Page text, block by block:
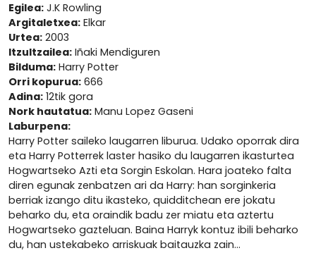
Egilea: J.K Rowling
Argitaletxea: Elkar
Urtea: 2003
Itzultzailea: Iñaki Mendiguren
Bilduma: Harry Potter
Orri kopurua: 666
Adina: 12tik gora
Nork hautatua: Manu Lopez Gaseni
Laburpena:
Harry Potter saileko laugarren liburua. Udako oporrak dira
eta Harry Potterrek laster hasiko du laugarren ikasturtea
Hogwartseko Azti eta Sorgin Eskolan. Hara joateko falta
diren egunak zenbatzen ari da Harry: han sorginkeria
berriak izango ditu ikasteko, quidditchean ere jokatu
beharko du, eta oraindik badu zer miatu eta aztertu
Hogwartseko gazteluan. Baina Harryk kontuz ibili beharko
du, han ustekabeko arriskuak baitauzka zain...